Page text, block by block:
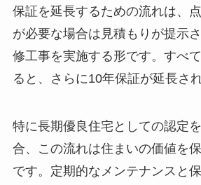
保証を延長するための流れは、
が必要な場合は見積もりが提示
修工事を実施する形です。すべ
ると、さらに10年保証が延長され
特に長期優良住宅としての認定
合、この流れは住まいの価値を
です。定期的なメンテナンスと